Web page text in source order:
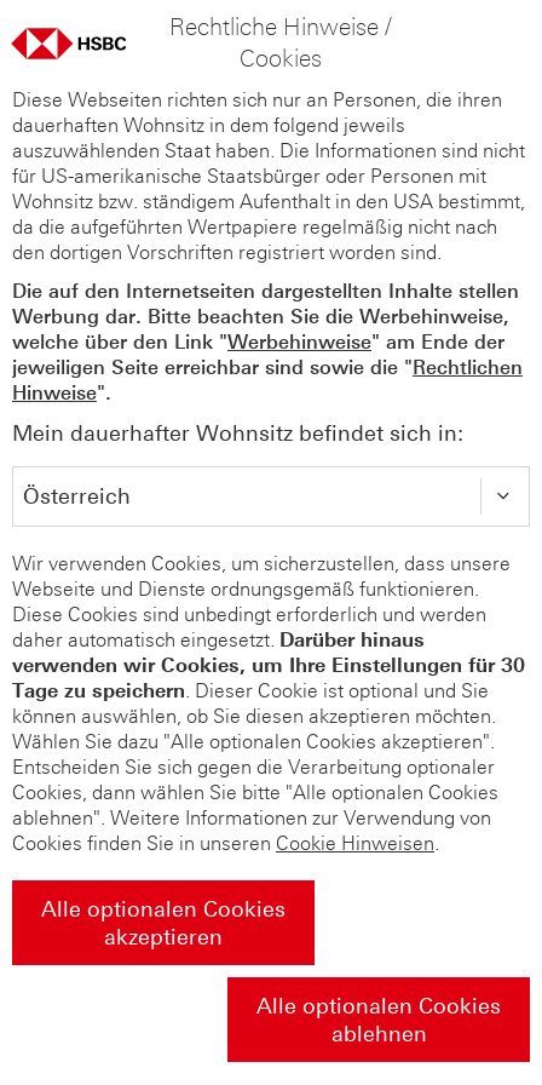
Rechtliche Hinweise /
Cookies
Diese Webseiten richten sich nur an Personen, die ihren
dauerhaften Wohnsitz in dem folgend jeweils
auszuwählenden Staat haben. Die Informationen sind nicht
für US-amerikanische Staatsbürger oder Personen mit
Wohnsitz bzw. ständigem Aufenthalt in den USA bestimmt,
da die aufgeführten Wertpapiere regelmäßig nicht nach
den dortigen Vorschriften registriert worden sind.
Die auf den Internetseiten dargestellten Inhalte stellen
Werbung dar. Bitte beachten Sie die Werbehinweise,
welche über den Link "Werbehinweise" am Ende der
jeweiligen Seite erreichbar sind sowie die "Rechtlichen
Hinweise".
Mein dauerhafter Wohnsitz befindet sich in:
Wir verwenden Cookies, um sicherzustellen, dass unsere
Webseite und Dienste ordnungsgemäß funktionieren.
Diese Cookies sind unbedingt erforderlich und werden
daher automatisch eingesetzt. Darüber hinaus
verwenden wir Cookies, um Ihre Einstellungen für 30
Tage zu speichern. Dieser Cookie ist optional und Sie
können auswählen, ob Sie diesen akzeptieren möchten.
Wählen Sie dazu "Alle optionalen Cookies akzeptieren".
Entscheiden Sie sich gegen die Verarbeitung optionaler
Cookies, dann wählen Sie bitte "Alle optionalen Cookies
ablehnen". Weitere Informationen zur Verwendung von
Cookies finden Sie in unseren Cookie Hinweisen.
Alle optionalen Cookies
akzeptieren
Alle optionalen Cookies
ablehnen